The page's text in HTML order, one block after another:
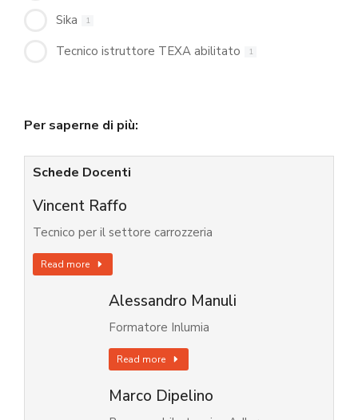
Sika 1
Tecnico istruttore TEXA abilitato 1
Per saperne di più:
Schede Docenti
Vincent Raffo
Tecnico per il settore carrozzeria
Read more
Alessandro Manuli
Formatore Inlumia
Read more
Marco Dipelino